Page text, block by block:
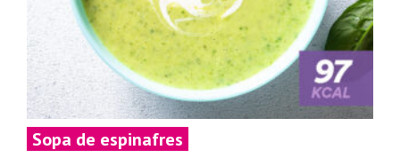
Sopa de espinafres